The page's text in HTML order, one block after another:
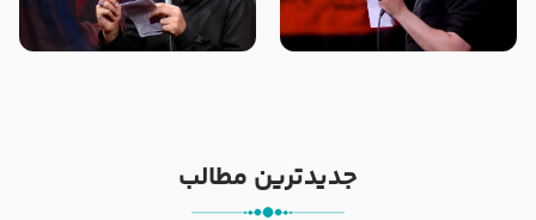
تک ، عبّاس، صاحب دل‌هاست –
حاج حنیف طاهری – عزاداری شب
من غلام نوکراتم من عاشق کربلاتم
– شور زمینه – شب هفتم – محرم
جدیدترین مطالب